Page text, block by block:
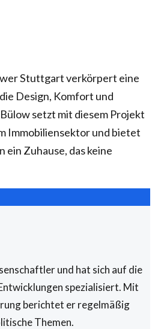
Stuttgart verkörpert eine
Design, Komfort und
setzt mit diesem Projekt
Immobiliensektor und bietet
Zuhause, das keine
und hat sich auf die
spezialisiert. Mit
berichtet er regelmäßig
Themen.